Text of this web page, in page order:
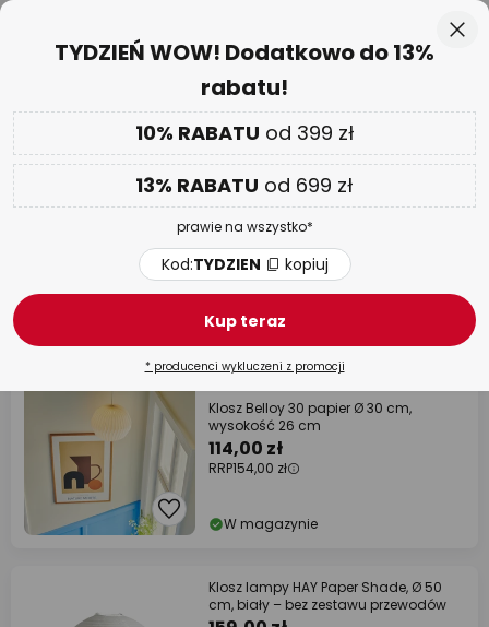
Przejdź
01 D 03 G 54 M 18 S
DODATKOWOnawet do 13% RABATU!
Kod:TYDZIEN kopiuj
TYDZIEŃ WOW| do -70%
Abażury z papieru
11 artykułów
RRP -26%
Klosz Belloy 30 papier Ø 30 cm,
wysokość 26 cm
114,00 zł
RRP154,00 zł
W magazynie
Klosz lampy HAY Paper Shade, Ø 50
cm, biały – bez zestawu przewodów
TYDZIEŃ WOW! Dodatkowo do 13%
rabatu!
10% RABATU od 399 zł
13% RABATU od 699 zł
prawie na wszystko*
Kod:TYDZIEN kopiuj
Kup teraz
* producenci wykluczeni z promocji